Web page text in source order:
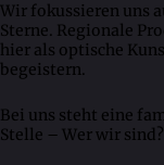
Wir fokussieren uns
Sterne. Regionale
hier als optische
begeistern.
Bei uns steht eine
Stelle – Wer wir sind?